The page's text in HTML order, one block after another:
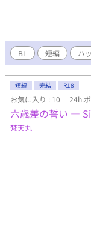
BL 短編 ハ
短編 完結 R18
お気に入り : 10 24h.
六歳差の誓い —
梵天丸